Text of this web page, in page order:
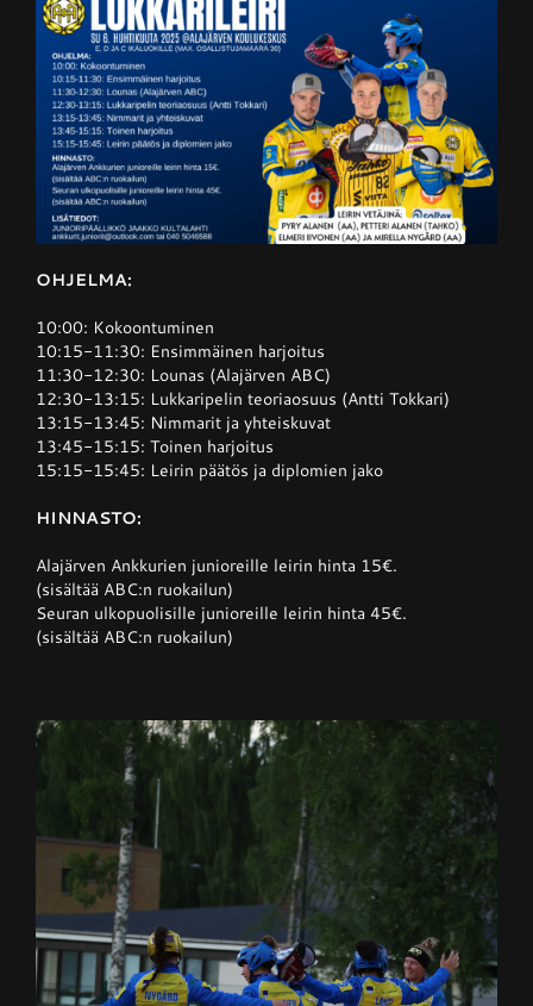
OHJELMA:
10:00: Kokoontuminen
10:15-11:30: Ensimmäinen harjoitus
11:30-12:30: Lounas (Alajärven ABC)
12:30-13:15: Lukkaripelin teoriaosuus (Antti Tokkari)
13:15-13:45: Nimmarit ja yhteiskuvat
13:45-15:15: Toinen harjoitus
15:15-15:45: Leirin päätös ja diplomien jako
HINNASTO:
Alajärven Ankkurien junioreille leirin hinta 15€.
(sisältää ABC:n ruokailun)
Seuran ulkopuolisille junioreille leirin hinta 45€.
(sisältää ABC:n ruokailun)